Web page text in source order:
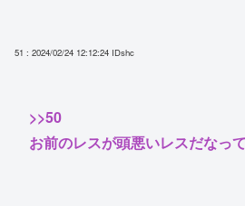
51 : 2024/02/24 12:12:24 IDshc
>>50
お前のレスが頭悪いレスだなっ